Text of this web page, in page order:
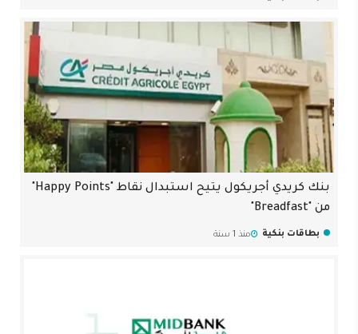
من "Breadfast"
بطاقات بنكية منذ 1 سنة